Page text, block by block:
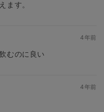
ます。
4年前
むのに良い
4年前